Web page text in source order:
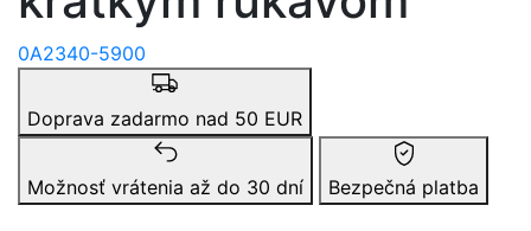
0A2340-5900
Doprava zadarmo nad 50 EUR
Možnosť vrátenia až do 30 dní Bezpečná platba